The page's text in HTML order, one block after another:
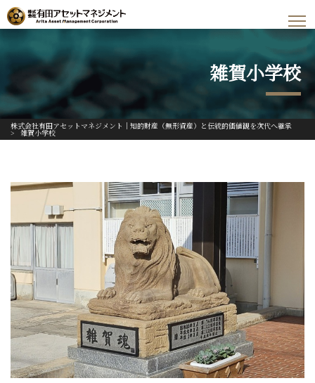
雑賀小学校
株式会社有田アセットマネジメント｜知的財産（無形資産）と伝統的価値観を次代へ継承
> 雑賀小学校